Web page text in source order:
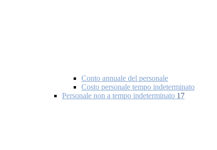
Conto annuale del personale
Costo personale tempo indeterminato
Personale non a tempo indeterminato 17